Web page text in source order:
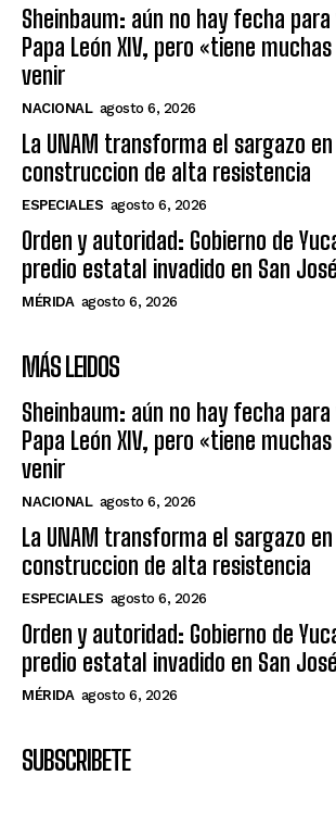
Sheinbaum: aún no hay fecha
Papa León XIV, pero «tiene
venir
NACIONAL agosto 6, 2026
La UNAM transforma el sargazo
construccion de alta resistencia
ESPECIALES agosto 6, 2026
Orden y autoridad: Gobierno de
predio estatal invadido en San
MÉRIDA agosto 6, 2026
MÁS LEIDOS
Sheinbaum: aún no hay fecha
Papa León XIV, pero «tiene
venir
NACIONAL agosto 6, 2026
La UNAM transforma el sargazo
construccion de alta resistencia
ESPECIALES agosto 6, 2026
Orden y autoridad: Gobierno de
predio estatal invadido en San
MÉRIDA agosto 6, 2026
SUBSCRIBETE